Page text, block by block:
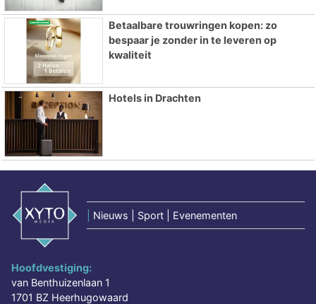
Betaalbare trouwringen kopen: zo
bespaar je zonder in te leveren op
kwaliteit
Hotels in Drachten
Nieuws | Sport | Evenementen
Hoofdvestiging:
van Benthuizenlaan 1
1701 BZ Heerhugowaard